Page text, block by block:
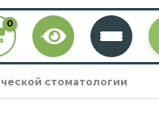
стоматологии